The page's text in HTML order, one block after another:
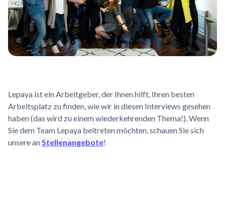
Lepaya ist ein Arbeitgeber, der Ihnen hilft, Ihren besten
Arbeitsplatz zu finden, wie wir in diesen Interviews gesehen
haben (das wird zu einem wiederkehrenden Thema!). Wenn
Sie dem Team Lepaya beitreten möchten, schauen Sie sich
unsere anStellenangebote!